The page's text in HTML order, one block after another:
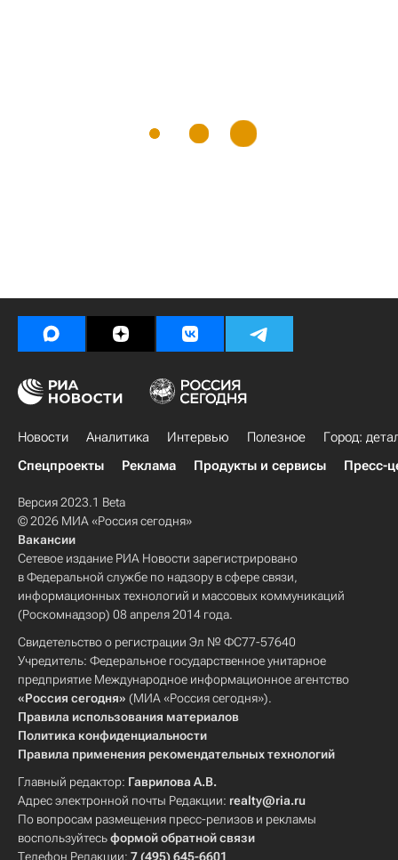
Новости Аналитика Интервью Полезное
Город:
Спецпроекты
Реклама Продукты и сервисы Пресс-
Версия 2023.1 Beta
© 2026 МИА «Россия сегодня»
Вакансии
Сетевое издание РИА Новости зарегистрировано
в Федеральной службе по надзору в сфере связи,
информационных технологий и массовых коммуникаций
(Роскомнадзор) 08 апреля 2014 года.
Свидетельство о регистрации Эл № ФС77-57640
Учредитель: Федеральное государственное унитарное
предприятие Международное информационное агентство
«Россия сегодня» (МИА «Россия сегодня»).
Правила использования материалов
Политика конфиденциальности
Правила применения рекомендательных технологий
Главный редактор: Гаврилова А.В.
Адрес электронной почты Редакции: realty@ria.ru
По вопросам размещения пресс-релизов и рекламы
воспользуйтесьформой обратной связи
Телефон Редакции: 7 (495) 645-6601